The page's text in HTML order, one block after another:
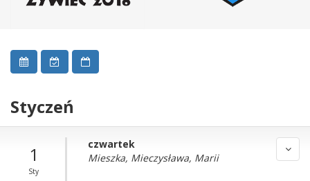
Styczeń
1
Sty
czwartek
Mieszka, Mieczysława, Marii